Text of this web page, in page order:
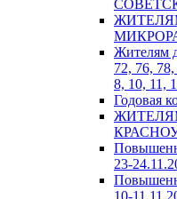
Жителям
72, 76,
8, 10, 11,
Годовая
23-